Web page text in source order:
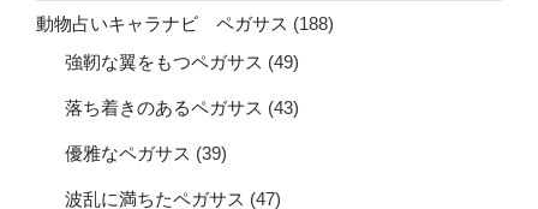
動物占いキャラナビ ペガサス (188)
強靭な翼をもつペガサス (49)
落ち着きのあるペガサス (43)
優雅なペガサス (39)
波乱に満ちたペガサス (47)